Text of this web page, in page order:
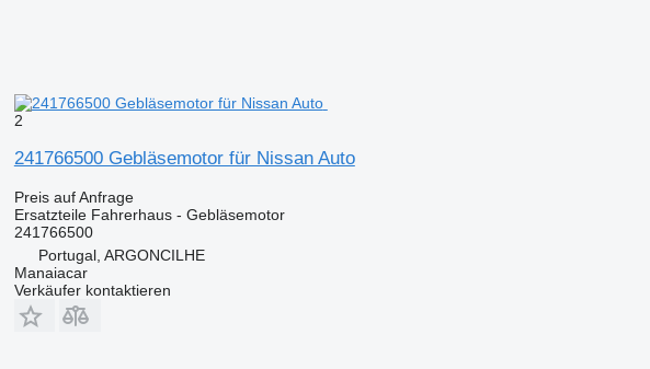
2
241766500 Gebläsemotor für Nissan Auto
Preis auf Anfrage
Ersatzteile Fahrerhaus - Gebläsemotor
241766500
Portugal, ARGONCILHE
Manaiacar
Verkäufer kontaktieren